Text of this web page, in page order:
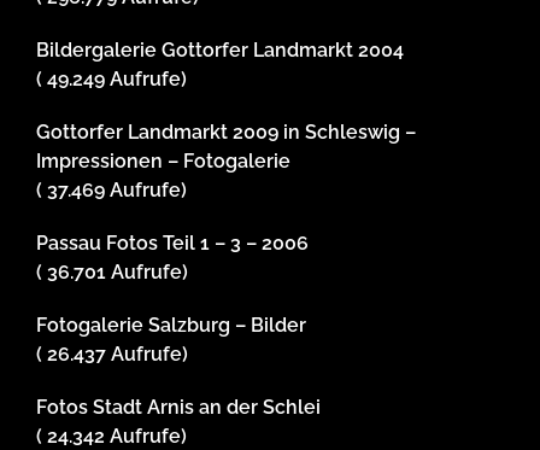
Bildergalerie Gottorfer Landmarkt 2004
( 49.249 Aufrufe)
Gottorfer Landmarkt 2009 in Schleswig –
Impressionen – Fotogalerie
( 37.469 Aufrufe)
Passau Fotos Teil 1 – 3 – 2006
( 36.701 Aufrufe)
Fotogalerie Salzburg – Bilder
( 26.437 Aufrufe)
Fotos Stadt Arnis an der Schlei
( 24.342 Aufrufe)